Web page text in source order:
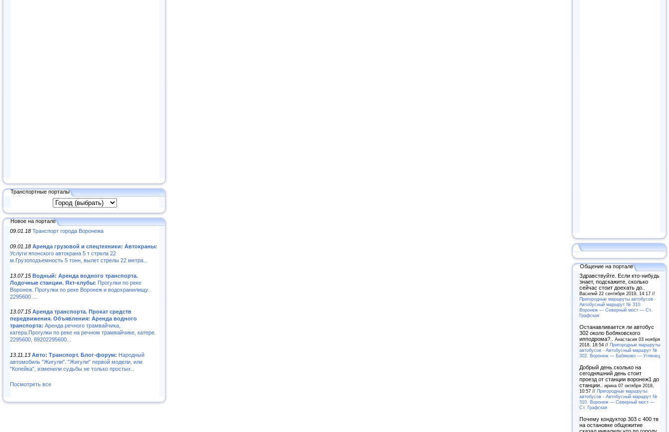
Транспортные порталы
Новое на портале
09.01.18 Транспорт города Воронежа
09.01.18 Аренда грузовой и спецтехники: Автокраны:
Услуги японского автокрана 5 т стрела 22
м.Грузоподъемность 5 тонн, вылет стрелы 22 метра...
13.07.15 Водный: Аренда водного транспорта.
Лодочные станции. Яхт-клубы: Прогулки по реке
Воронеж. Прогулки по реке Воронеж и водохранилищу.
2295600 ...
13.07.15 Аренда транспорта. Прокат средств
передвижения. Объявления: Аренда водного
транспорта: Аренда речного трамвайчика,
катера.Прогулки по реке на речном трамвайчике, катере.
2295600, 89202295600...
13.11.13 Авто: Транспорт. Блог-форум: Народный
автомобиль "Жигули". "Жигули" первой модели, или
"Копейка", изменили судьбы не только простых..
Посмотреть все
Общение на портале
Здравствуйте. Если кто-нибудь
знает, подскажите, сколько
сейчас стоит доехать до..
Василий 22 сентября 2019, 14:17 //
Пригородные маршруты автобусов -
Автобусный маршрут № 310.
Воронеж — Северный мост — Ст.
Графская
Останавливается ли автобус
302 около Бобяковского
ипподрома?.. Анастасия 03 ноября
2018, 18:54 // Пригородные маршруты
автобусов - Автобусный маршрут №
302. Воронеж — Бабяково — Углянец
Добрый день.сколько на
сегодняшний день стоит
проезд от станции воронеж1 до
станции.. ирина 07 октября 2018,
10:57 // Пригородные маршруты
автобусов - Автобусный маршрут №
310. Воронеж — Северный мост —
Ст. Графская
Почему кондуктор 303 с 400 тв
на остановке общежитие